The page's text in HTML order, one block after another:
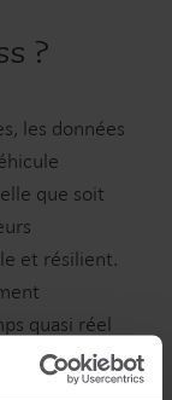
?
les données
que soit
et résilient.
quasi réel